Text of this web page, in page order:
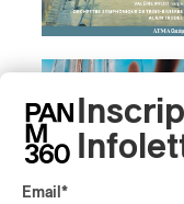
Email *